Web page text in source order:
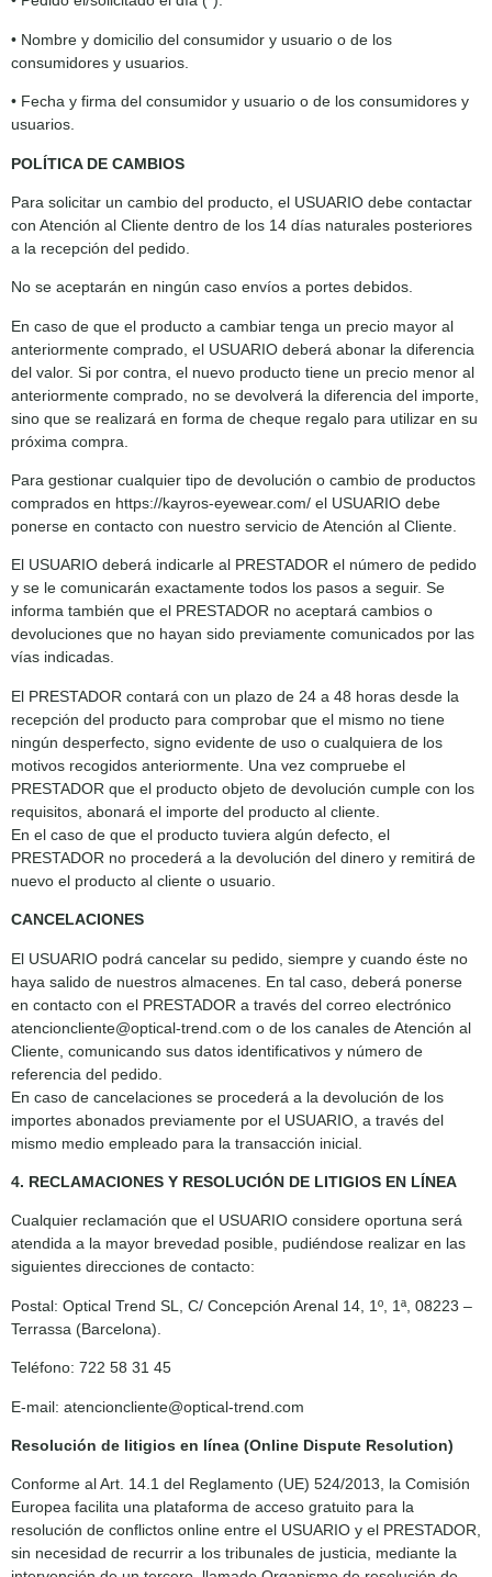
• Nombre y domicilio del consumidor y usuario o de los
consumidores y usuarios.
• Fecha y firma del consumidor y usuario o de los consumidores y
usuarios.
POLÍTICA DE CAMBIOS
Para solicitar un cambio del producto, el USUARIO debe contactar
con Atención al Cliente dentro de los 14 días naturales posteriores
a la recepción del pedido.
No se aceptarán en ningún caso envíos a portes debidos.
En caso de que el producto a cambiar tenga un precio mayor al
anteriormente comprado, el USUARIO deberá abonar la diferencia
del valor. Si por contra, el nuevo producto tiene un precio menor al
anteriormente comprado, no se devolverá la diferencia del importe,
sino que se realizará en forma de cheque regalo para utilizar en su
próxima compra.
Para gestionar cualquier tipo de devolución o cambio de productos
comprados en https://kayros-eyewear.com/ el USUARIO debe
ponerse en contacto con nuestro servicio de Atención al Cliente.
El USUARIO deberá indicarle al PRESTADOR el número de pedido
y se le comunicarán exactamente todos los pasos a seguir. Se
informa también que el PRESTADOR no aceptará cambios o
devoluciones que no hayan sido previamente comunicados por las
vías indicadas.
El PRESTADOR contará con un plazo de 24 a 48 horas desde la
recepción del producto para comprobar que el mismo no tiene
ningún desperfecto, signo evidente de uso o cualquiera de los
motivos recogidos anteriormente. Una vez compruebe el
PRESTADOR que el producto objeto de devolución cumple con los
requisitos, abonará el importe del producto al cliente.
En el caso de que el producto tuviera algún defecto, el
PRESTADOR no procederá a la devolución del dinero y remitirá de
nuevo el producto al cliente o usuario.
CANCELACIONES
El USUARIO podrá cancelar su pedido, siempre y cuando éste no
haya salido de nuestros almacenes. En tal caso, deberá ponerse
en contacto con el PRESTADOR a través del correo electrónico
atencioncliente@optical-trend.com o de los canales de Atención al
Cliente, comunicando sus datos identificativos y número de
referencia del pedido.
En caso de cancelaciones se procederá a la devolución de los
importes abonados previamente por el USUARIO, a través del
mismo medio empleado para la transacción inicial.
4. RECLAMACIONES Y RESOLUCIÓN DE LITIGIOS EN LÍNEA
Cualquier reclamación que el USUARIO considere oportuna será
atendida a la mayor brevedad posible, pudiéndose realizar en las
siguientes direcciones de contacto:
Postal: Optical Trend SL, C/ Concepción Arenal 14, 1º, 1ª, 08223 –
Terrassa (Barcelona).
Teléfono: 722 58 31 45
E-mail: atencioncliente@optical-trend.com
Resolución de litigios en línea (Online Dispute Resolution)
Conforme al Art. 14.1 del Reglamento (UE) 524/2013, la Comisión
Europea facilita una plataforma de acceso gratuito para la
resolución de conflictos online entre el USUARIO y el PRESTADOR,
sin necesidad de recurrir a los tribunales de justicia, mediante la